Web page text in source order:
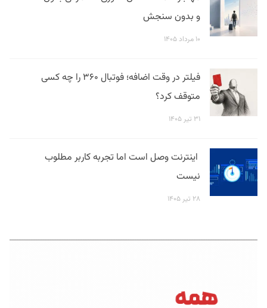
و بدون سنجش
۱۰ مرداد ۱۴۰۵
فیلتر در وقت اضافه؛ فوتبال ۳۶۰ را چه کسی
متوقف کرد؟
۳۱ تیر ۱۴۰۵
اینترنت وصل است اما تجربه کاربر مطلوب
نیست
۲۸ تیر ۱۴۰۵